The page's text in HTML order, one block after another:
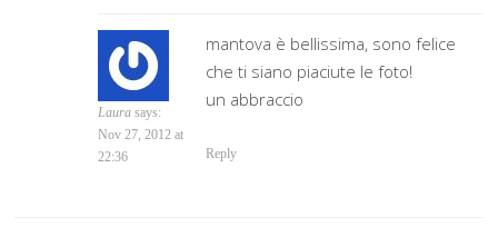
Laura says:
Nov 27, 2012 at
22:36
mantova è bellissima, sono felice
che ti siano piaciute le foto!
un abbraccio
Reply